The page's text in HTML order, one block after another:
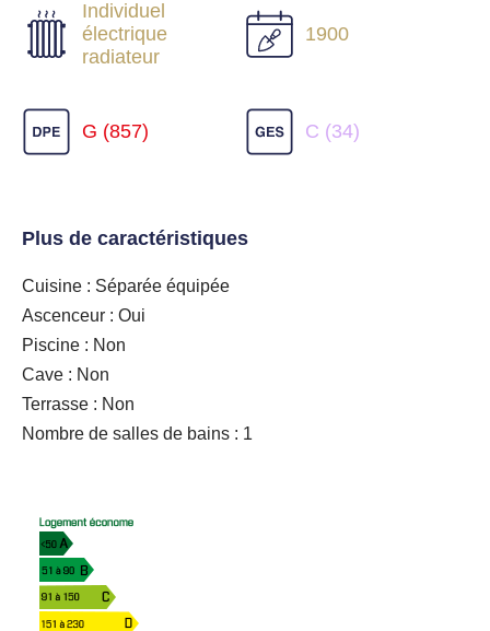
Individuel
électrique
radiateur
1900
G (857) C (34)
Plus de caractéristiques
Cuisine : Séparée équipée
Ascenceur : Oui
Piscine : Non
Cave : Non
Terrasse : Non
Nombre de salles de bains : 1